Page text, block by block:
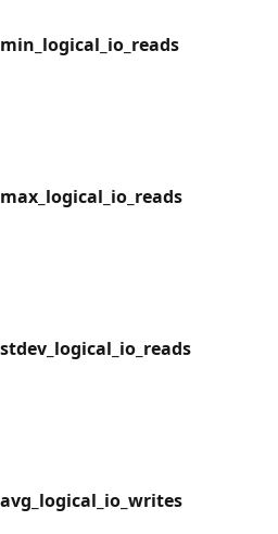
min_logical_io_reads
max_logical_io_reads
stdev_logical_io_reads
avg_logical_io_writes